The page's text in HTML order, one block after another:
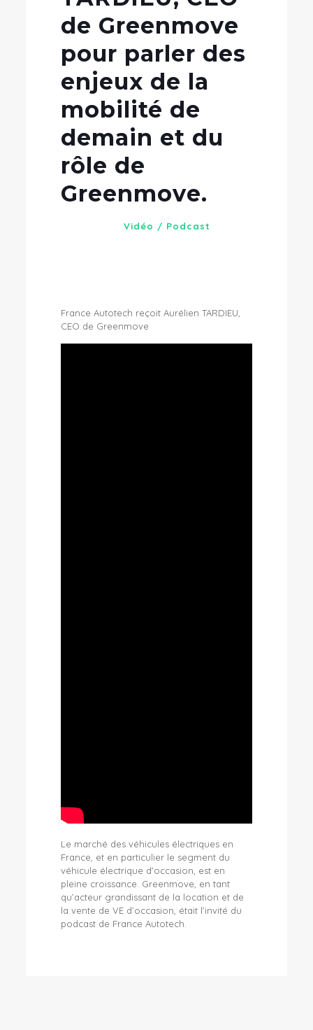
de Greenmove
pour parler des
enjeux de la
mobilité de
demain et du
rôle de
Greenmove.
Vidéo / Podcast
France Autotech reçoit Aurélien TARDIEU,
CEO de Greenmove
Le marché des véhicules électriques en
France, et en particulier le segment du
véhicule électrique d’occasion, est en
pleine croissance. Greenmove, en tant
qu’acteur grandissant de la location et de
la vente de VE d’occasion, était l’invité du
podcast de France Autotech.